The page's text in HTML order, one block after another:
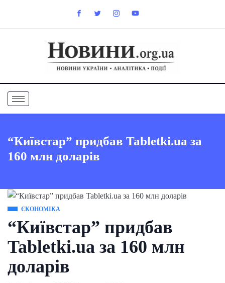
“Київстар” придбав Tabletki.ua за
160 млн доларів
ЄКОНОМІКА
“Київстар” придбав
Tabletki.ua за 160 млн
доларів